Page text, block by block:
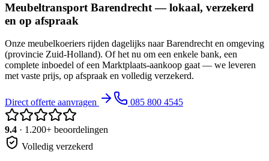
Meubeltransport Barendrecht — lokaal, verzekerd
en op afspraak
Onze meubelkoeriers rijden dagelijks naar Barendrecht en omgeving
(provincie Zuid-Holland). Of het nu om een enkele bank, een
complete inboedel of een Marktplaats-aankoop gaat — we leveren
met vaste prijs, op afspraak en volledig verzekerd.
Direct offerte aanvragen 085 800 4545
9.4 · 1.200+ beoordelingen
Volledig verzekerd